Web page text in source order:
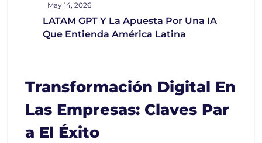
May 14, 2026
LATAM GPT Y La Apuesta Por Una IA
Que Entienda América Latina
Transformación Digital En
Las Empresas: Claves Par
A El Éxito